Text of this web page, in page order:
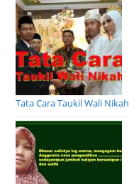
Tata Cara Taukil Wali Nikah